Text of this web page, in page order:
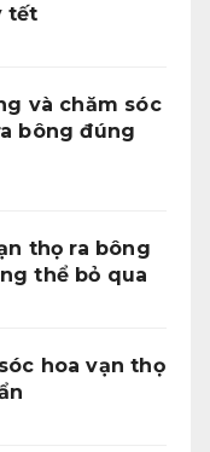
tết
và chăm sóc
bông đúng
thọ ra bông
thể bỏ qua
hoa vạn thọ